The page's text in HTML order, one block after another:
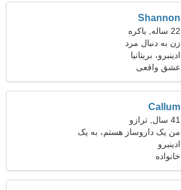
Shannon
22 ساله, باکره
زن به دنبال مرد
ادینبرو، بریتانیا
عشق واقعی
Callum
41 سال, ترازو
من یک داروساز هستم، به یک
زن بامزه نیاز دارم
ادینبرو
خانواده